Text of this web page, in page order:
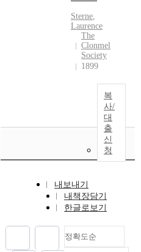
Sterne,
Laurence
The
Clonmel
Society
1899
복
사/
대
출
신
청
내보내기
내책장담기
한글로보기
정확도순